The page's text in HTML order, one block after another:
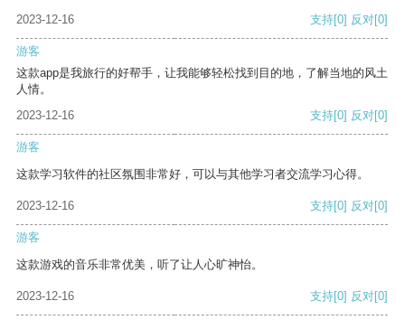
2023-12-16 支持[0] 反对[0]
游客
这款app是我旅行的好帮手，让我能够轻松找到目的地，了解当地的风土
人情。
2023-12-16
支持[0] 反对[0]
游客
这款学习软件的社区氛围非常好，可以与其他学习者交流学习心得。
2023-12-16 支持[0] 反对[0]
游客
这款游戏的音乐非常优美，听了让人心旷神怡。
2023-12-16 支持[0] 反对[0]